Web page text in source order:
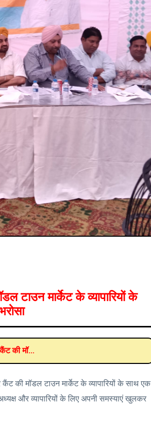
टाउन मार्केट के व्यापारियों के
कैंट की मॉ...
की मॉडल टाउन मार्केट के व्यापारियों के साथ एक
और व्यापारियों के लिए अपनी समस्याएं खुलकर